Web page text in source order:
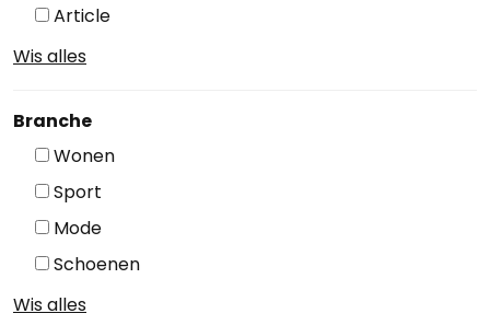
Article
Wis alles
Branche
Wonen
Sport
Mode
Schoenen
Wis alles